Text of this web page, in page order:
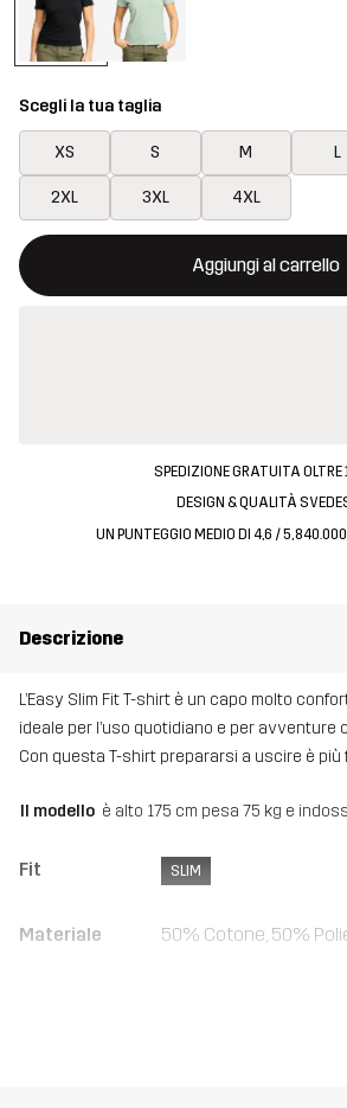
Scegli la tua taglia
XS S M L
2XL 3XL 4XL
Aggiungi al carrello
Questo tasto aprirà una finestra
{{size}} non disponibile
SPEDIZIONE GRATUITA OLTRE
DESIGN & QUALITÀ
UN PUNTEGGIO MEDIO DI 4,6 / 5,
Descrizione
L’Easy Slim Fit T-shirt è un capo molto
ideale per l’uso quotidiano e per avventure
Con questa T-shirt prepararsi a uscire è più
Il modello è alto 175 cm pesa 75 kg e
Fit SLIM
Materiale 50% Cotone, 50%